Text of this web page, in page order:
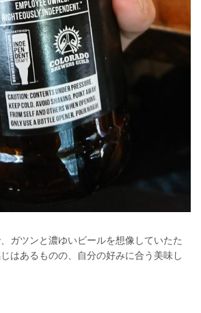
ガツンと濃ゆいビールを想像していたた
はあるものの、自分の好みに合う美味し